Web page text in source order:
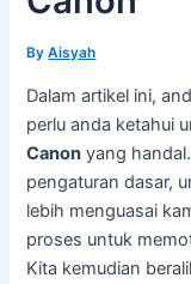
ByAisyah
Dalam artikel ini,
perlu anda ketahui
Canon yang
pengaturan dasar,
lebih menguasai
proses untuk
Kita kemudian